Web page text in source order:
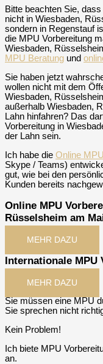
Bitte beachten Sie,
nicht in Wiesbaden,
sondern in Regenstauf
die MPU Vorbereitung
Wiesbaden,
MPU Beratung und
Sie haben jetzt
wollen nicht mit dem
Wiesbaden,
außerhalb Wiesbaden,
Lahn hinfahren? Das
Vorbereitung in
der Lahn sein.
Ich habe die Online
Skype / Teams)
gut, wie bei den
Kunden bereits
Online MPU
Rüsselsheim am
MEHR DAZU
Internationale MPU
MEHR DAZU
Sie müssen eine MPU
Sie sprechen nicht
Kein Problem!
Ich biete MPU
an.